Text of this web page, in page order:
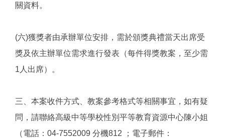
關資料。
(六)獲獎者由承辦單位安排，需於頒獎典禮當天出席受
獎及依主辦單位需求進行發表（每件得獎教案，至少需
1人出席）。
三、本案收件方式、教案參考格式等相關事宜，如有疑
問，請聯絡高級中等學校性別平等教育資源中心陳小姐
（電話：04-7552009 分機812 ；電子郵件：